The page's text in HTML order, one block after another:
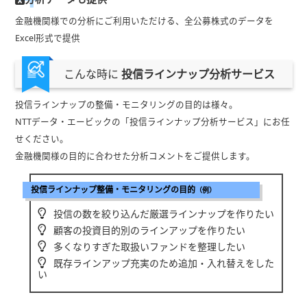
金融機関様での分析にご利用いただける、全公募株式のデータを
Excel形式で提供
こんな時に 投信ラインナップ分析サービス
投信ラインナップの整備・モニタリングの目的は様々。
NTTデータ・エービックの「投信ラインナップ分析サービス」にお任
せください。
金融機関様の目的に合わせた分析コメントをご提供します。
投信ラインナップ整備・モニタリングの目的（例）
投信の数を絞り込んだ厳選ラインナップを作りたい
顧客の投資目的別のラインアップを作りたい
多くなりすぎた取扱いファンドを整理したい
既存ラインアップ充実のため追加・入れ替えをした
い